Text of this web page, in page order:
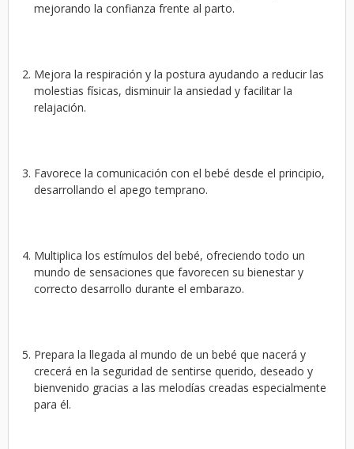
mejorando la confianza frente al parto.
Mejora la respiración y la postura ayudando a reducir las
molestias físicas, disminuir la ansiedad y facilitar la
relajación.
Favorece la comunicación con el bebé desde el principio,
desarrollando el apego temprano.
Multiplica los estímulos del bebé, ofreciendo todo un
mundo de sensaciones que favorecen su bienestar y
correcto desarrollo durante el embarazo.
Prepara la llegada al mundo de un bebé que nacerá y
crecerá en la seguridad de sentirse querido, deseado y
bienvenido gracias a las melodías creadas especialmente
para él.